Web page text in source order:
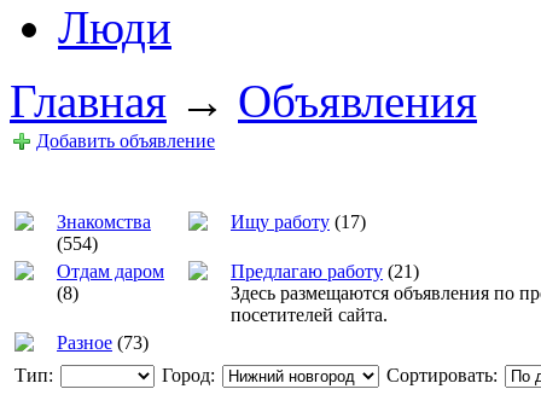
Люди
Главная → Объявления
Добавить объявление
Знакомства
(554)
Ищу работу (17)
Отдам даром
(8)
Предлагаю работу (21)
Здесь размещаются объявления по
посетителей сайта.
Разное (73)
Тип:
Город: Сортировать: